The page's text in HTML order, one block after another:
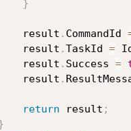
}
result
. CommandId
result
.TaskId =
result
. Success =
result
.
return result ;